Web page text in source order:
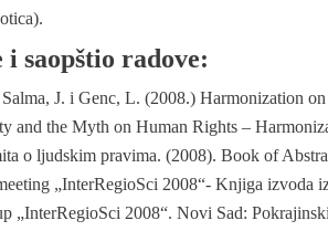
saopštio radove:
Salma, J. i Genc, L. (2008.) Harmonization
and the Myth on Human Rights –
o ljudskim pravima. (2008). Book of
„InterRegioSci 2008“- Knjiga izvoda
„InterRegioSci 2008“. Novi Sad: